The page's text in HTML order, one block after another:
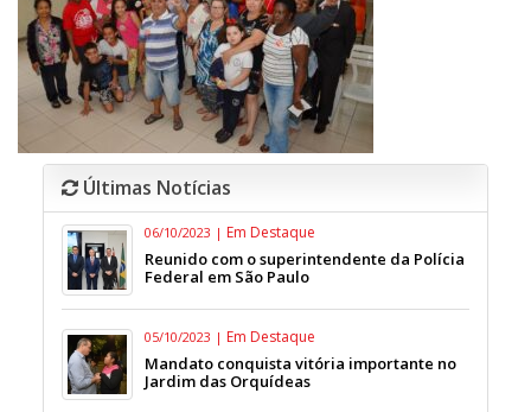
Últimas Notícias
06/10/2023 | Em Destaque
Reunido com o superintendente da Polícia
Federal em São Paulo
05/10/2023 | Em Destaque
Mandato conquista vitória importante no
Jardim das Orquídeas